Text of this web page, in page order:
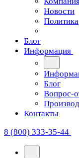
Новости
Политика
Блог
Информация
Блог
Вопрос-
Контакты
8 (800) 333-35-44